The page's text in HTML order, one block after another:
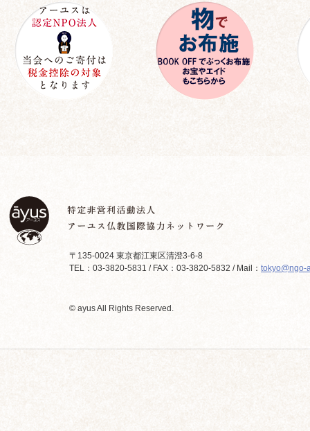
〒135-0024 東京都江東区清澄3-6-8
TEL：03-3820-5831 / FAX：03-3820-5832 / Mail： tokyo@ngo-
© ayus All Rights Reserved.